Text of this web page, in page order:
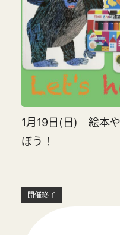
1月19日(日) 絵本
ぼう！
開催終了